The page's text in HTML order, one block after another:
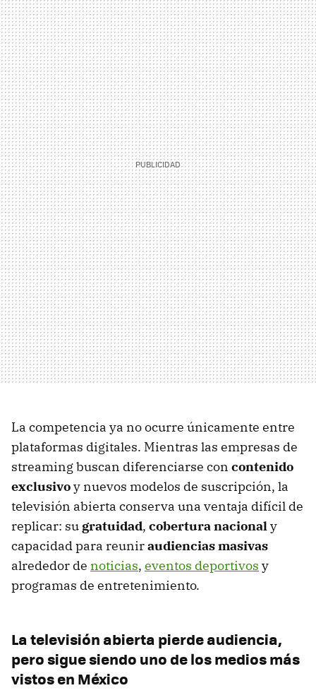
La competencia ya no ocurre únicamente entre
plataformas digitales. Mientras las empresas de
streaming buscan diferenciarse con contenido
exclusivoy nuevos modelos de suscripción, la
televisión abierta conserva una ventaja difícil de
replicar: su gratuidad, cobertura nacionaly
capacidad para reuniraudiencias masivas
alrededor de noticias, eventos deportivos y
programas de entretenimiento.
La televisión abierta pierde audiencia,
pero sigue siendo uno de los medios más
vistos en México